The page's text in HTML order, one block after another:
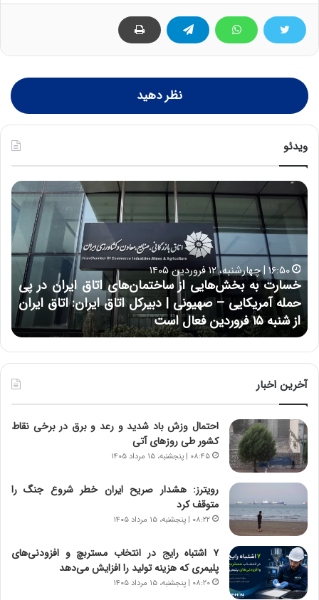
نظر دهید
ویدئو
خ
س
ا
ر
ب
ه
خ
ش‌
ه
ا
ی
ی
ز
س
ا
خ
ت
م
ا
ن‌
ه
ا
ی
ا
ت
۱۶:۵۰ | چهارشنبه، ۱۲ فروردین ۱۴۰۵
خسارت به بخش‌هایی از ساختمان‌های اتاق ایران در پی
حمله آمریکایی – صهیونی | دبیرکل اتاق ایران: اتاق ایران
از شنبه ۱۵ فروردین فعال است
و
ر
آخرین اخبار
احتمال وزش باد شدید و رعد و برق در برخی نقاط
کشور طی روزهای آتی
۰۸:۴۵ | پنجشنبه، ۱۵ مرداد ۱۴۰۵
رویترز: هشدار صریح ایران خطر شروع جنگ را
متوقف کرد
۰۸:۲۲ | پنجشنبه، ۱۵ مرداد ۱۴۰۵
۷ اشتباه رایج در انتخاب مستربچ و افزودنی‌های
پلیمری که هزینه تولید را افزایش می‌دهد
۰۸:۲۰ | پنجشنبه، ۱۵ مرداد ۱۴۰۵